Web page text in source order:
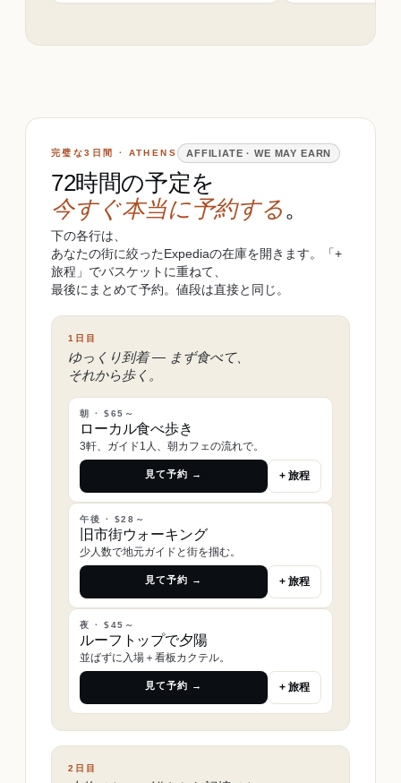
完璧な3日間 · ATHENS AFFILIATE · WE MAY EARN
72時間の予定を
今すぐ本当に予約する。
下の各行は、
あなたの街に絞ったExpediaの在庫を開きます。「+
旅程」でバスケットに重ねて、
最後にまとめて予約。値段は直接と同じ。
1日目
ゆっくり到着 ― まず食べて、
それから歩く。
朝 · $65～
ローカル食べ歩き
3軒、ガイド1人、朝カフェの流れで。
見て予約 → + 旅程
午後 · $28～
旧市街ウォーキング
少人数で地元ガイドと街を掴む。
見て予約 → + 旅程
夜 · $45～
ルーフトップで夕陽
並ばずに入場＋看板カクテル。
見て予約 → + 旅程
2日目